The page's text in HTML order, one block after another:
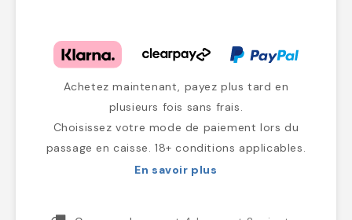
Achetez maintenant, payez plus tard en
plusieurs fois sans frais.
Choisissez votre mode de paiement lors du
passage en caisse. 18+ conditions applicables.
En savoir plus